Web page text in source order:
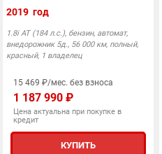
2019 год
1.8i АТ (184 л.с.), бензин, автомат,
внедорожник 5д., 56 000 км, полный,
красный, 1 владелец
15 469 ₽/мес. без взноса
1 187 990 ₽
Цена актуальна при покупке в
кредит
КУПИТЬ